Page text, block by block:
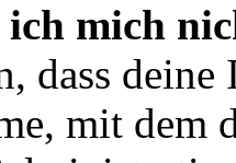
mich
dass
mit dem